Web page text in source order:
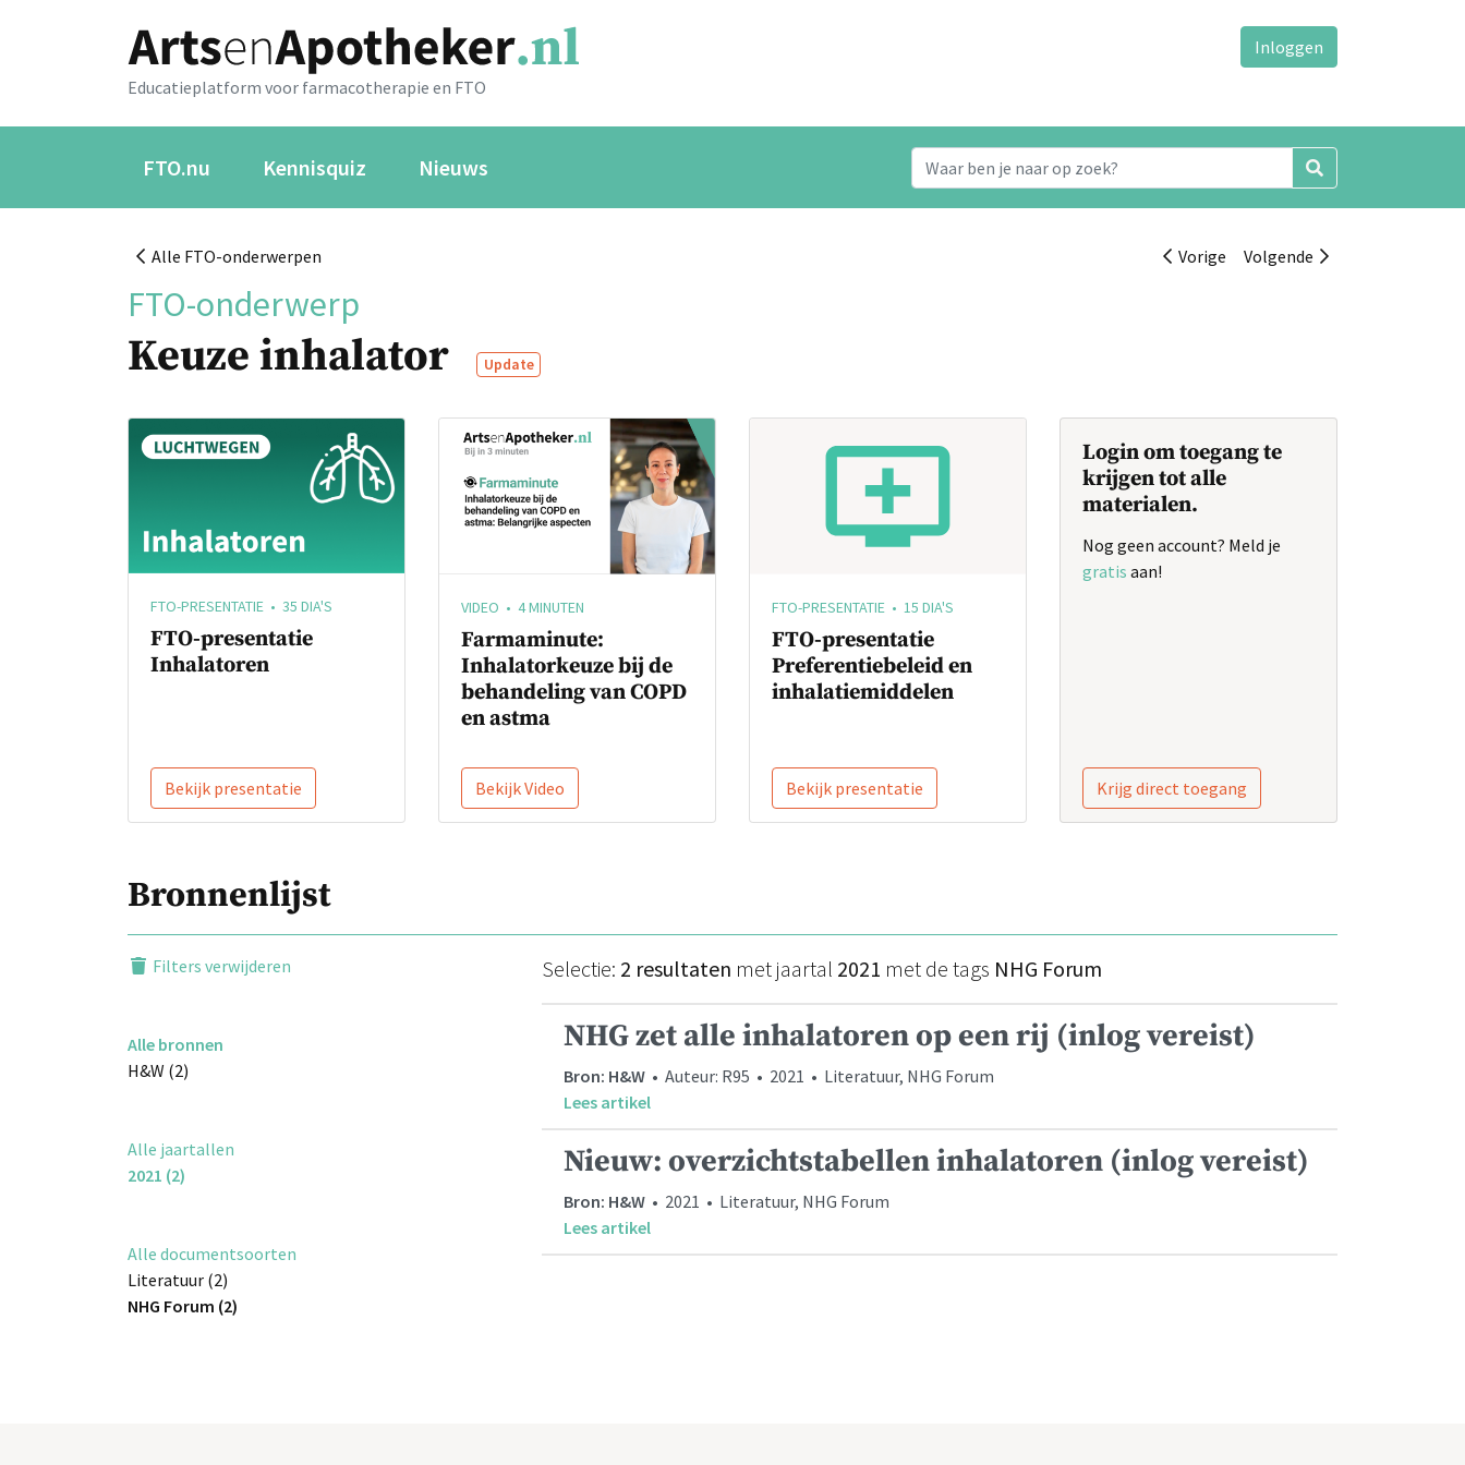
Educatieplatform voor farmacotherapie en FTO
Inloggen
FTO.nu Kennisquiz Nieuws
Alle FTO-onderwerpen Vorige Volgende
FTO-onderwerp
Keuze inhalator Update
FTO-PRESENTATIE • 35 DIA'S
FTO-presentatie
Inhalatoren
Bekijk presentatie
VIDEO • 4 MINUTEN
Farmaminute:
Inhalatorkeuze bij de
behandeling van COPD
en astma
Bekijk Video
FTO-PRESENTATIE • 15 DIA'S
FTO-presentatie
Preferentiebeleid en
inhalatiemiddelen
Bekijk presentatie
Login om toegang te
krijgen tot alle
materialen.
Nog geen account? Meld je
gratis aan!
Krijg direct toegang
Bronnenlijst
Filters verwijderen
Alle bronnen
H&W (2)
Alle jaartallen
2021 (2)
Alle documentsoorten
Literatuur (2)
NHG Forum (2)
Selectie: 2 resultaten met jaartal 2021 met de tags NHG Forum
NHG zet alle inhalatoren op een rij (inlog vereist)
Bron: H&W • Auteur: R95 • 2021 • Literatuur, NHG Forum
Lees artikel
Nieuw: overzichtstabellen inhalatoren (inlog vereist)
Bron: H&W • 2021 • Literatuur, NHG Forum
Lees artikel